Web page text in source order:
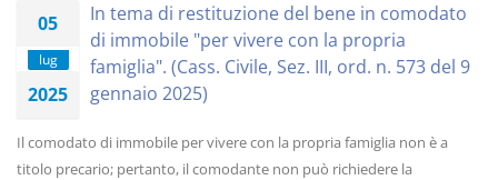
05
lug
2025
In tema di restituzione del bene in comodato
di immobile "per vivere con la propria
famiglia". (Cass. Civile, Sez. III, ord. n. 573 del 9
gennaio 2025)
Il comodato di immobile per vivere con la propria famiglia non è a
titolo precario; pertanto, il comodante non può richiedere la